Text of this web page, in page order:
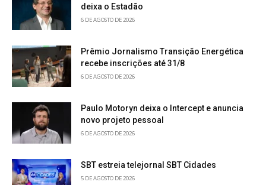
deixa o Estadão
6 DE AGOSTO DE 2026
Prêmio Jornalismo Transição Energética
recebe inscrições até 31/8
6 DE AGOSTO DE 2026
Paulo Motoryn deixa o Intercept e anuncia
novo projeto pessoal
6 DE AGOSTO DE 2026
SBT estreia telejornal SBT Cidades
5 DE AGOSTO DE 2026